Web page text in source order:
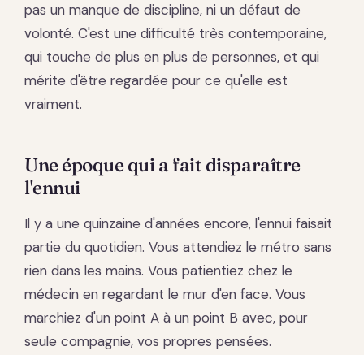
pas un manque de discipline, ni un défaut de
volonté. C'est une difficulté très contemporaine,
qui touche de plus en plus de personnes, et qui
mérite d'être regardée pour ce qu'elle est
vraiment.
Une époque qui a fait disparaître
l'ennui
Il y a une quinzaine d'années encore, l'ennui faisait
partie du quotidien. Vous attendiez le métro sans
rien dans les mains. Vous patientiez chez le
médecin en regardant le mur d'en face. Vous
marchiez d'un point A à un point B avec, pour
seule compagnie, vos propres pensées.